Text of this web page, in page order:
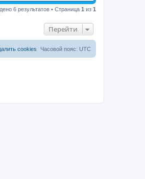
6 результатов • Страница 1 из 1
Перейти
Часовой пояс: UTC
cookies